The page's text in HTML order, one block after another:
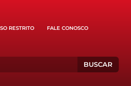
RESTRITO FALE CONOSCO
BUSCAR